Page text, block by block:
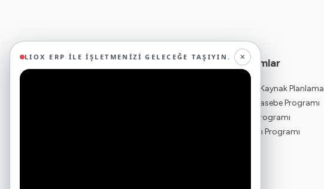
LIOX ERP ILE İŞLETMENIZI GELECEĞE TAŞIYIN. ✕
Ticari Yazılımlar
ERP - Kurumsal Kaynak Planlama
Bulut ERP - Muhasebe Programı
Ön Muhasebe Programı
İnsan Kaynakları Programı